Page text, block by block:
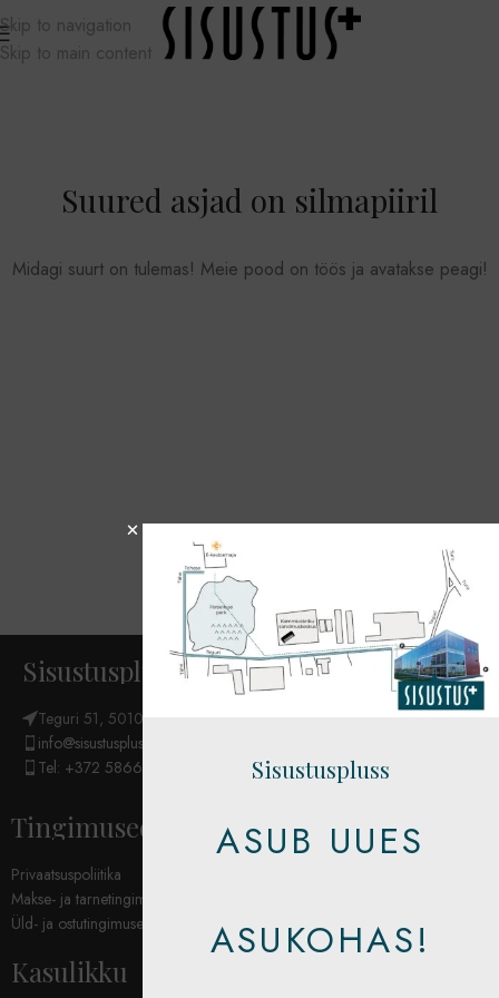
Skip to navigation
Skip to main content
Suured asjad on silmapiiril
Midagi suurt on tulemas! Meie pood on töös ja avatakse peagi!
Sisustuspluss OÜ
Teguri 51, 50107 Tartu
info@sisustuspluss.eu
Tel: +372 5866 6654
Tingimused
Privaatsuspoliitika
Makse- ja tarnetingimused
Üld- ja ostutingimused
Kasulikku
Sisustuspluss
ASUB UUES
ASUKOHAS!